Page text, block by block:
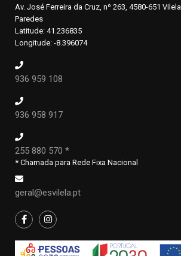
Av. José Ferreira da Cruz, nº 263, 4580-651 Vilela
Paredes
Latitude: 41.236835
Longitude: -8.396074
936 959 108
936 958 917
255 880 570 *
* Chamada para Rede Fixa Nacional
geral@esvilela.pt